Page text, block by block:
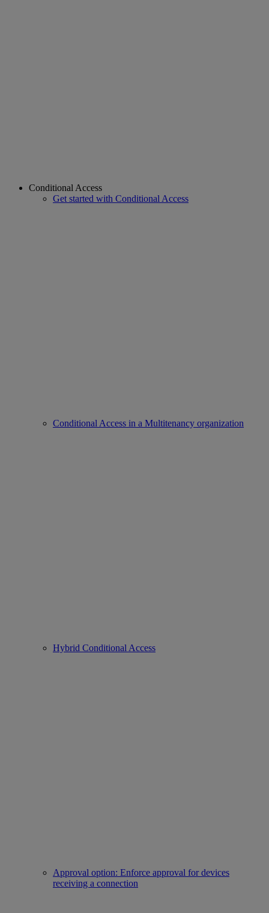
Conditional Access
Get started with Conditional Access
Conditional Access in a Multitenancy organization
Hybrid Conditional Access
Approval option: Enforce approval for devices
receiving a connection